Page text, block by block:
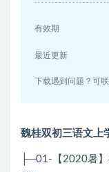
有效期
最近更新
下载遇到问题？可
魏桂双初三语文上
├─01-【2020暑